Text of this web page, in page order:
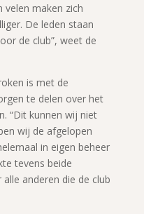
velen maken zich
De leden staan
de club”, weet de
is met de
te delen over het
“Dit kunnen wij niet
wij de afgelopen
in eigen beheer
tevens beide
anderen die de club